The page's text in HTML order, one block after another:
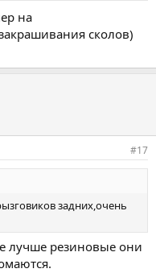
на
сколов)
#17
задних,очень
лучше резиновые они